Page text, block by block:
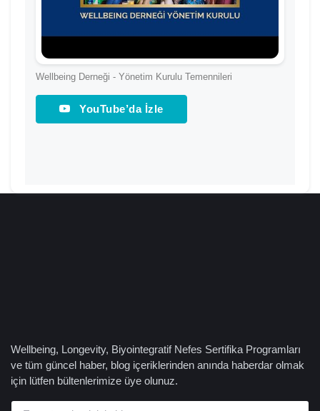
Wellbeing Derneği - Yönetim Kurulu Temennileri
YouTube’da İzle
Wellbeing, Longevity, Biyointegratif Nefes Sertifika Programları
ve tüm güncel haber, blog içeriklerinden anında haberdar olmak
için lütfen bültenlerimize üye olunuz.